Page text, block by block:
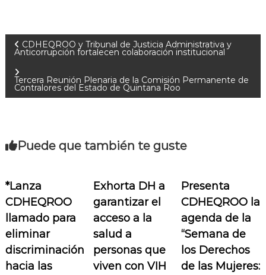
N
a
v
g
a
c
i
ó
CDHEQROO y Tribunal de Justicia Administrativa y
Anticorrupción fortalecen colaboración institucional
Tercera Reunión Plenaria de la Comisión Permanente de
Contralores del Estado de Quintana Roo
Puede que también te guste
*Lanza
CDHEQROO
llamado para
eliminar
discriminación
hacia las
Exhorta DH a
garantizar el
acceso a la
salud a
personas que
viven con VIH
Presenta
CDHEQROO la
agenda de la
“Semana de
los Derechos
de las Mujeres: